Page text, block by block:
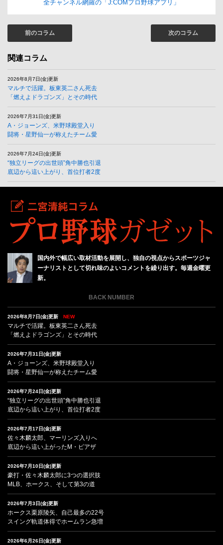
全チャンネル網羅の「J:COMプロ野球アプリ」
前のコラム 次のコラム
関連コラム
2026年8月7日(金)更新
マルチで活躍。板東英二さん死去
「燃えよドラゴンズ」とその時代
2026年7月31日(金)更新
A・ジョーンズ、米野球殿堂入り
闘将・星野仙一が称えたチーム愛
2026年7月24日(金)更新
“独立リーグの出世頭”角中勝也引退
底辺から這い上がり、首位打者2度
国内外で幅広い取材活動を展開し、独自の視点からスポーツジャ
ーナリストとして切れ味のよいコメントを繰り出す。毎週金曜更
新。
BACK NUMBER
2026年8月7日(金)更新 NEW
マルチで活躍。板東英二さん死去
「燃えよドラゴンズ」とその時代
2026年7月31日(金)更新
A・ジョーンズ、米野球殿堂入り
闘将・星野仙一が称えたチーム愛
2026年7月24日(金)更新
“独立リーグの出世頭”角中勝也引退
底辺から這い上がり、首位打者2度
2026年7月17日(金)更新
佐々木麟太郎、マーリンズ入りへ
底辺から這い上がったM・ピアザ
2026年7月10日(金)更新
豪打・佐々木麟太郎に3つの選択肢
MLB、ホークス、そして第3の道
2026年7月3日(金)更新
ホークス栗原陵矢、自己最多の22号
スイング軌道体得でホームラン急増
2026年6月26日(金)更新